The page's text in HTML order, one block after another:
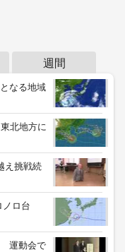
週間
なる地域
北地方に
え挑戦続
ノロ台
運動会で